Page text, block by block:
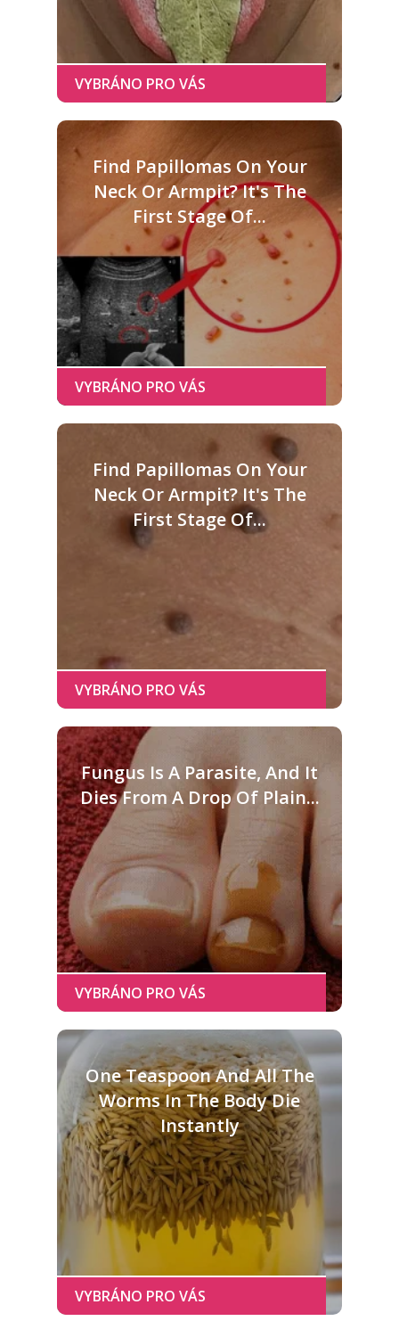
Find Papillomas On Your
Neck Or Armpit? It's The
First Stage Of...
Find Papillomas On Your
Neck Or Armpit? It's The
First Stage Of...
Fungus Is A Parasite, And It
Dies From A Drop Of Plain...
One Teaspoon And All The
Worms In The Body Die
Instantly